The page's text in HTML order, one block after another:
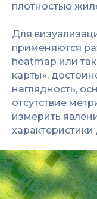
плотностью
Для
применяются
heatmap или
карты»,
наглядность,
отсутствие
измерить